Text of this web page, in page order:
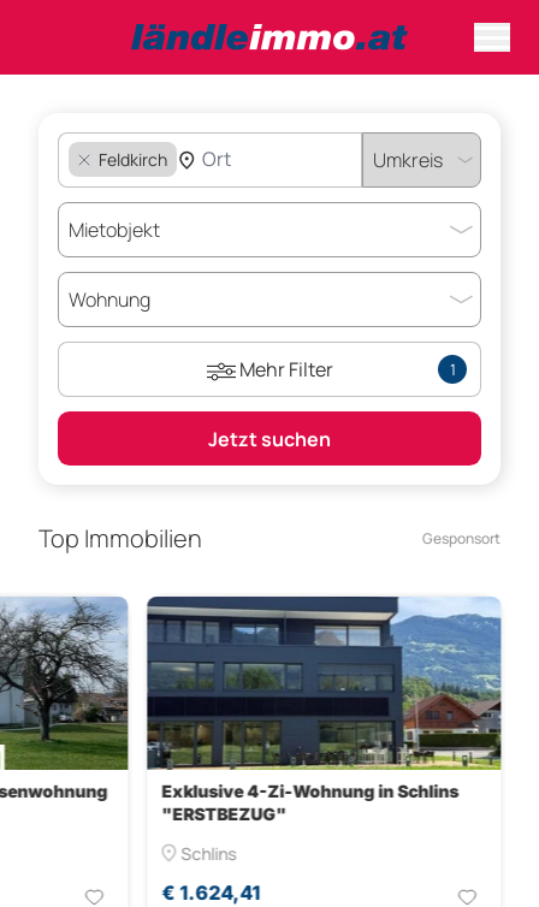
Feldkirch
Mehr Filter 1
Jetzt suchen
Top Immobilien Gesponsort
Geniale 3-Zimmer Terrassenwohnung
€ 1.379,3
Exklusive 4-Zi-
€ 1.624,41